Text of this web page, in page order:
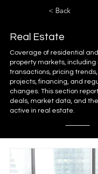
< Back
Real Estate
Coverage of residential
property markets, including
transactions, pricing
projects, financing, and
changes. This section
deals, market data, and
active in real estate.